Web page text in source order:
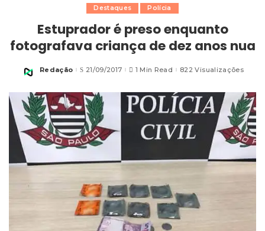
Destaques Polícia
Estuprador é preso enquanto
fotografava criança de dez anos nua
Posted
Redação 21/09/2017 1 Min Read 822 Visualizações